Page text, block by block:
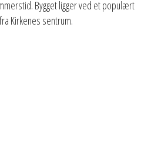
Bygget ligger ved et populært
Kirkenes sentrum.